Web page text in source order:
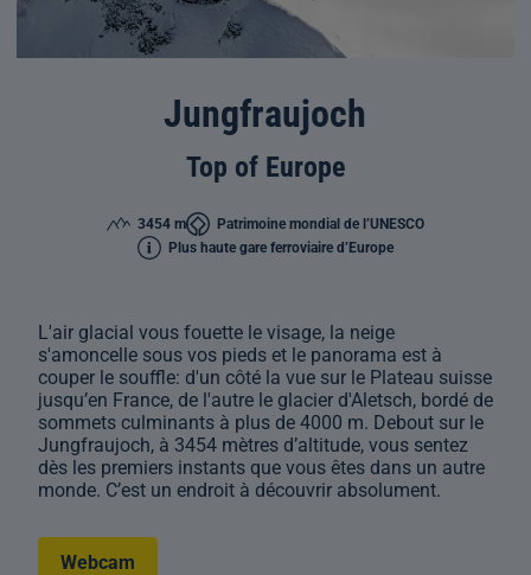
Jungfraujoch
Top of Europe
3454 m
Patrimoine mondial de l’UNESCO
Plus haute gare ferroviaire d’Europe
L'air glacial vous fouette le visage, la neige
s'amoncelle sous vos pieds et le panorama est à
couper le souffle: d'un côté la vue sur le Plateau suisse
jusqu’en France, de l'autre le glacier d'Aletsch, bordé de
sommets culminants à plus de 4000 m. Debout sur le
Jungfraujoch, à 3454 mètres d’altitude, vous sentez
dès les premiers instants que vous êtes dans un autre
monde. C’est un endroit à découvrir absolument.
Webcam